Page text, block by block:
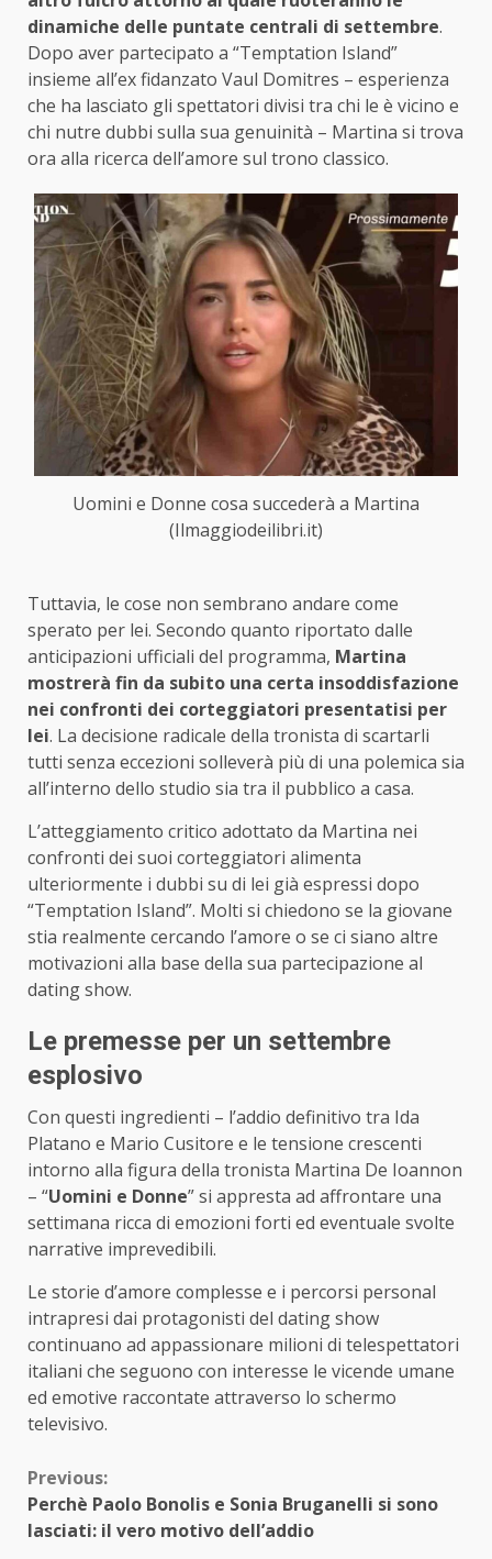
dinamiche delle puntate centrali di settembre.
Dopo aver partecipato a “Temptation Island”
insieme all’ex fidanzato Vaul Domitres – esperienza
che ha lasciato gli spettatori divisi tra chi le è vicino e
chi nutre dubbi sulla sua genuinità – Martina si trova
ora alla ricerca dell’amore sul trono classico.
Uomini e Donne cosa succederà a Martina
(Ilmaggiodeilibri.it)
Tuttavia, le cose non sembrano andare come
sperato per lei. Secondo quanto riportato dalle
anticipazioni ufficiali del programma, Martina
mostrerà fin da subito una certa insoddisfazione
nei confronti dei corteggiatori presentatisi per
lei. La decisione radicale della tronista di scartarli
tutti senza eccezioni solleverà più di una polemica sia
all’interno dello studio sia tra il pubblico a casa.
L’atteggiamento critico adottato da Martina nei
confronti dei suoi corteggiatori alimenta
ulteriormente i dubbi su di lei già espressi dopo
“Temptation Island”. Molti si chiedono se la giovane
stia realmente cercando l’amore o se ci siano altre
motivazioni alla base della sua partecipazione al
dating show.
Le premesse per un settembre
esplosivo
Con questi ingredienti – l’addio definitivo tra Ida
Platano e Mario Cusitore e le tensione crescenti
intorno alla figura della tronista Martina De Ioannon
– “Uomini e Donne” si appresta ad affrontare una
settimana ricca di emozioni forti ed eventuale svolte
narrative imprevedibili.
Le storie d’amore complesse e i percorsi personal
intrapresi dai protagonisti del dating show
continuano ad appassionare milioni di telespettatori
italiani che seguono con interesse le vicende umane
ed emotive raccontate attraverso lo schermo
televisivo.
Continue
Reading
Previous:
Perchè Paolo Bonolis e Sonia Bruganelli si sono
lasciati: il vero motivo dell’addio